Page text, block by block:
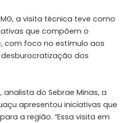
a visita técnica teve como
que compõem o
com foco no estímulo aos
dos
analista do Sebrae Minas, a
apresentou iniciativas que
a região. “Essa visita em